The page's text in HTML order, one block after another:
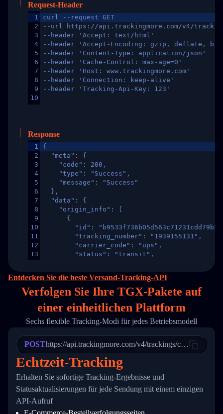
Request-Header
1
2
3
4
5
6
7
8
9
10
curl --request GET
--url https://api.trackingmore.com/v4/trackings/
--header 'Accept: text/html'
--header 'Accept-Encoding: gzip, deflate,
--header 'Content-Type: application/json'
--header 'Cache-Control: max-age=0'
--header 'Host: www.trackingmore.com'
--header 'Connection: keep-alive'
--header 'Tracking-Api-Key: 123'
Response
1
2
3
4
5
6
7
8
9
10
11
12
13
16
17
19
20
21
22
23
24
25
27
28
29
{
  "meta": {
    "code": 200,
    "type": "Success",
    "message": "Success"
  },
  "data": {
    "origin_info": [
      {
"id":
        "tracking_number": "1939155131",
        "carrier_code": "ups",
        "status": "transit",
        "itemTimeLength": 2,
        "weblink": "",
        "phone": null,
        "trackinfo": [
          {
            "Date": "2017-03-08 04: 22: 00",
"StatusDescription": "Departed
"Details": "Departed Facility
          },
          {
            "Date": "2017-03-06 15:28:00",
"StatusDescription": "Shipment
"Details": "BEIJING-
          }
Entdecken Sie die beste Versand-Tracking-API
Verfolgen Sie Ihre TGX-Pakete auf
einer einheitlichen Plattform
Sechs flexible Tracking-Modi für jedes Betriebsmodell
POSThttps://api.trackingmore.com/v4/trackings/create
Echtzeit-Tracking
Erhalten Sie sofortige Tracking-Ergebnisse und
Statusaktualisierungen für jede Sendung mit einem einzigen
API-Aufruf